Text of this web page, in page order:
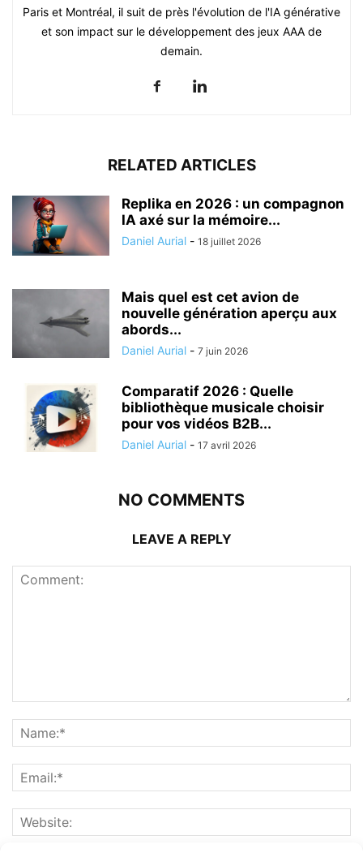
Paris et Montréal, il suit de près l'évolution de l'IA générative
et son impact sur le développement des jeux AAA de
demain.
RELATED ARTICLES
Replika en 2026 : un compagnon
IA axé sur la mémoire...
Daniel Aurial - 18 juillet 2026
Mais quel est cet avion de
nouvelle génération aperçu aux
abords...
Daniel Aurial - 7 juin 2026
Comparatif 2026 : Quelle
bibliothèque musicale choisir
pour vos vidéos B2B...
Daniel Aurial - 17 avril 2026
NO COMMENTS
LEAVE A REPLY